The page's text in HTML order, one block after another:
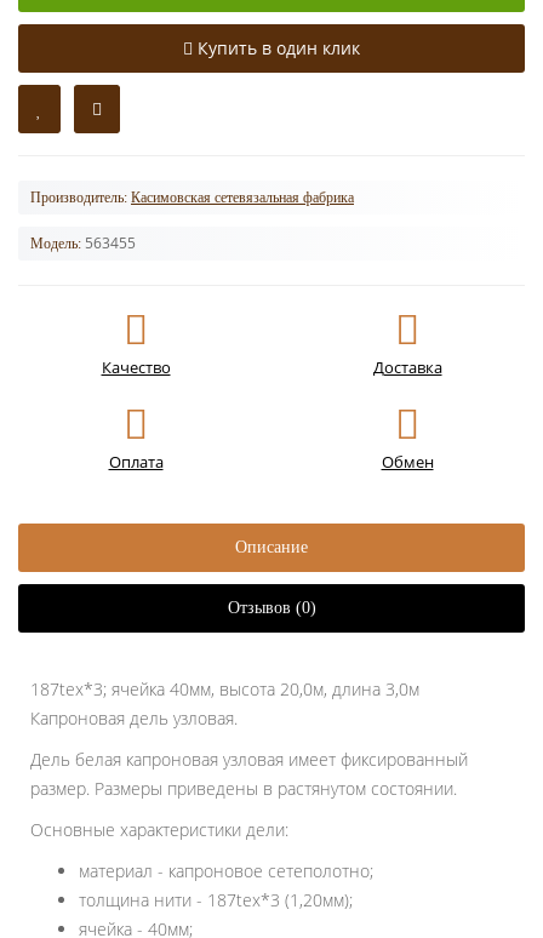
Купить в один клик
Производитель: Касимовская сетевязальная фабрика
Модель: 563455
Качество Доставка
Оплата Обмен
Описание
Отзывов (0)
187tex*3; ячейка 40мм, высота 20,0м, длина 3,0м
Капроновая дель узловая.
Дель белая капроновая узловая имеет фиксированный
размер. Размеры приведены в растянутом состоянии.
Основные характеристики дели:
материал - капроновое сетеполотно;
толщина нити - 187tex*3 (1,20мм);
ячейка - 40мм;